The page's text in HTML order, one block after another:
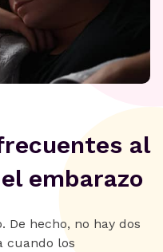
al
embarazo
De hecho, no hay dos
cuando los